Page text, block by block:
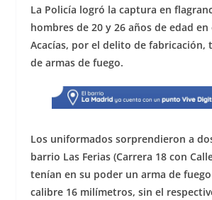
c
e
b
o
o
k
at
s
A
p
p
ss
e
n
g
er
ar
e
La Policía logró la captura en
hombres de 20 y 26 años de edad
Acacías, por el delito de fabricación,
de armas de fuego.
Los uniformados sorprendieron a
barrio Las Ferias (Carrera 18 con
tenían en su poder un arma de
calibre 16 milímetros, sin el